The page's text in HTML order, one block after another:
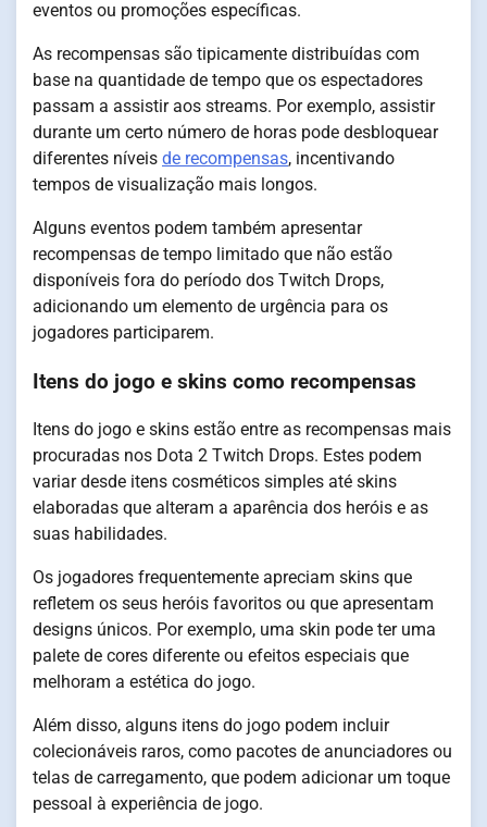
eventos ou promoções específicas.
As recompensas são tipicamente distribuídas com
base na quantidade de tempo que os espectadores
passam a assistir aos streams. Por exemplo, assistir
durante um certo número de horas pode desbloquear
diferentes níveis de recompensas, incentivando
tempos de visualização mais longos.
Alguns eventos podem também apresentar
recompensas de tempo limitado que não estão
disponíveis fora do período dos Twitch Drops,
adicionando um elemento de urgência para os
jogadores participarem.
Itens do jogo e skins como recompensas
Itens do jogo e skins estão entre as recompensas mais
procuradas nos Dota 2 Twitch Drops. Estes podem
variar desde itens cosméticos simples até skins
elaboradas que alteram a aparência dos heróis e as
suas habilidades.
Os jogadores frequentemente apreciam skins que
refletem os seus heróis favoritos ou que apresentam
designs únicos. Por exemplo, uma skin pode ter uma
palete de cores diferente ou efeitos especiais que
melhoram a estética do jogo.
Além disso, alguns itens do jogo podem incluir
colecionáveis raros, como pacotes de anunciadores ou
telas de carregamento, que podem adicionar um toque
pessoal à experiência de jogo.